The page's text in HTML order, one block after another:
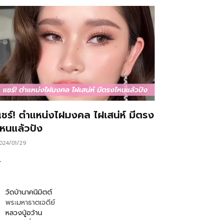
ร์! ตำแหน่งไฝมงคล ไฝเสน่ห์ มีตรง
นแล้วปัง
01/29
วัดป่านาคนิมิตต์
พระมหาธาตเจดีย์
หลวงปู่อว้าน